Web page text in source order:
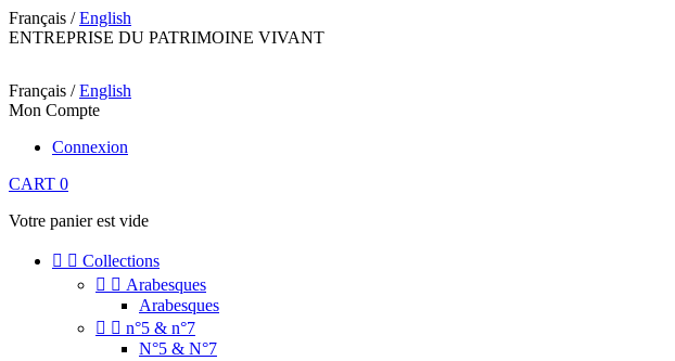
Français /English
ENTREPRISE DU PATRIMOINE VIVANT
Français /English
Mon Compte
Connexion
CART 0
Votre panier est vide
  Collections
  Arabesques
Arabesques
  n°5 & n°7
N°5 & N°7